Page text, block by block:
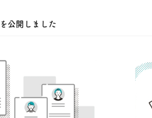
公開しました